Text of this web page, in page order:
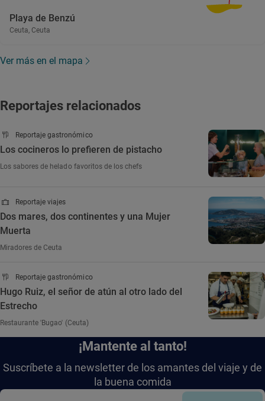
Playa de Benzú
Ceuta, Ceuta
Ver más en el mapa
Reportajes relacionados
Reportaje gastronómico
Los cocineros lo prefieren de pistacho
Los sabores de helado favoritos de los chefs
Reportaje viajes
Dos mares, dos continentes y una Mujer
Muerta
Miradores de Ceuta
Reportaje gastronómico
Hugo Ruiz, el señor de atún al otro lado del
Estrecho
Restaurante 'Bugao' (Ceuta)
¡Mantente al tanto!
Suscríbete a la newsletter de los amantes del viaje y de
la buena comida